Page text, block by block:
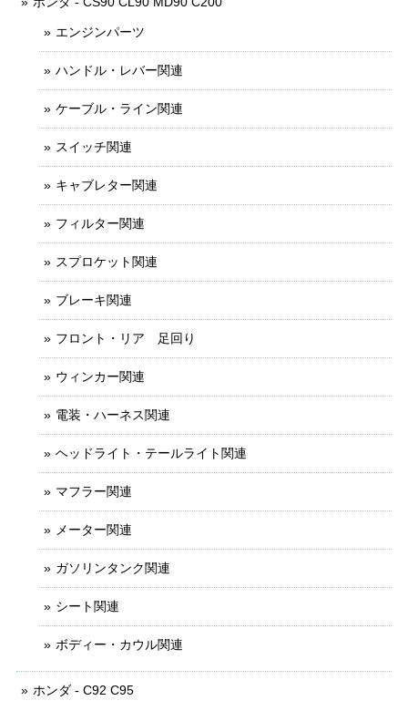
エンジンパーツ
ハンドル・レバー関連
ケーブル・ライン関連
スイッチ関連
キャブレター関連
フィルター関連
スプロケット関連
ブレーキ関連
フロント・リア 足回り
ウィンカー関連
電装・ハーネス関連
ヘッドライト・テールライト関連
マフラー関連
メーター関連
ガソリンタンク関連
シート関連
ボディー・カウル関連
ホンダ - C92 C95